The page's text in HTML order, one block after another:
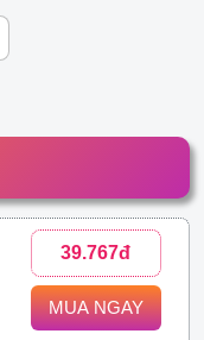
39.767đ
MUA NGAY